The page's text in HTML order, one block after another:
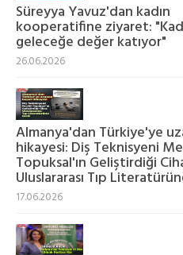
Süreyya Yavuz'dan kadın
kooperatifine ziyaret:
geleceğe değer katıyor"
26.06.2026
Almanya'dan Türkiye'ye
hikayesi: Diş Teknisyeni
Topuksal'ın Geliştirdiği
Uluslararası Tıp
17.06.2026